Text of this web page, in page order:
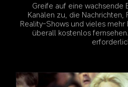
Greife auf eine wachsende
Kanälen zu, die Nachrichten,
Reality-Shows und vieles
überall kostenlos